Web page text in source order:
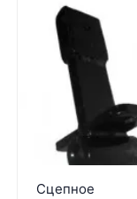
Сцепное